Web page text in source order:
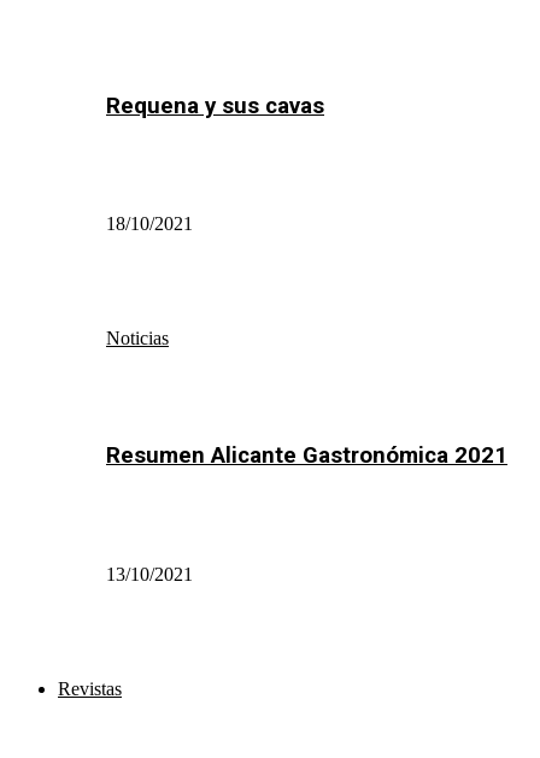
Requena y sus cavas
18/10/2021
Noticias
Resumen Alicante Gastronómica 2021
13/10/2021
Revistas